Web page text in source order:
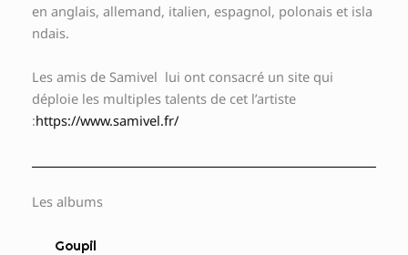
en anglais, allemand, italien, espagnol, polonais et isla
ndais.
Les amis de Samivel lui ont consacré un site qui
déploie les multiples talents de cet l’artiste
:https://www.samivel.fr/
Les albums
Goupil